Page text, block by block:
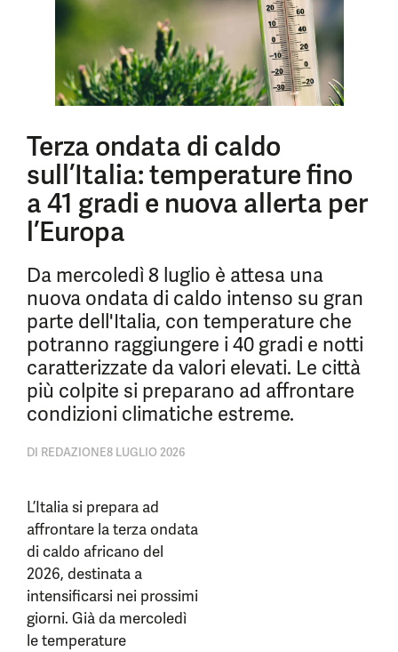
Terza ondata di caldo
sull’Italia: temperature fino
a 41 gradi e nuova allerta per
l’Europa
Da mercoledì 8 luglio è attesa una
nuova ondata di caldo intenso su gran
parte dell'Italia, con temperature che
potranno raggiungere i 40 gradi e notti
caratterizzate da valori elevati. Le città
più colpite si preparano ad affrontare
condizioni climatiche estreme.
DI REDAZIONE8 LUGLIO 2026
L’Italia si prepara ad
affrontare la terza ondata
di caldo africano del
2026, destinata a
intensificarsi nei prossimi
giorni. Già da mercoledì
le temperature